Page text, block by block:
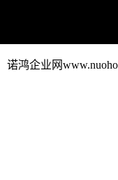
诺鸿企业网